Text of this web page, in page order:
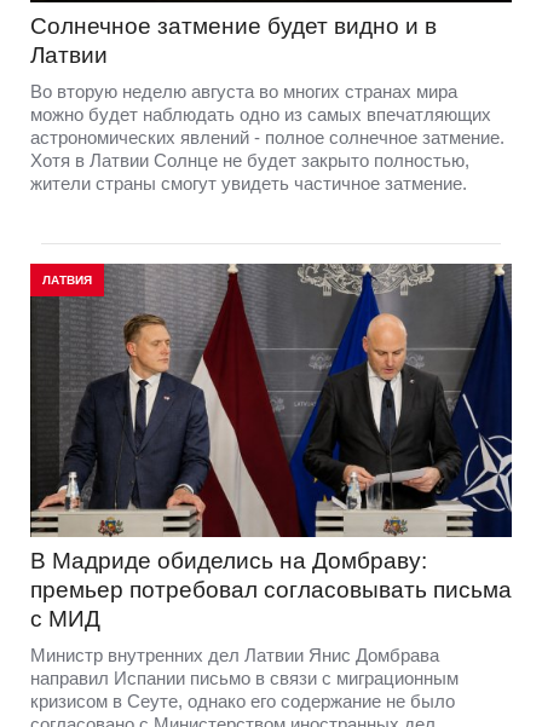
Солнечное затмение будет видно и в
Латвии
Во вторую неделю августа во многих странах мира
можно будет наблюдать одно из самых впечатляющих
астрономических явлений - полное солнечное затмение.
Хотя в Латвии Солнце не будет закрыто полностью,
жители страны смогут увидеть частичное затмение.
ЛАТВИЯ
В Мадриде обиделись на Домбраву:
премьер потребовал согласовывать письма
с МИД
Министр внутренних дел Латвии Янис Домбрава
направил Испании письмо в связи с миграционным
кризисом в Сеуте, однако его содержание не было